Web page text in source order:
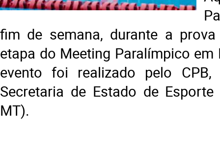
fim de semana, durante a
etapa do Meeting Paralímpico em
evento foi realizado pelo
Secretaria de Estado de
MT).